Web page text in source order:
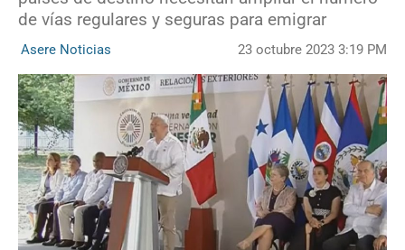
de vías regulares y seguras para emigrar
Asere Noticias 23 octubre 2023 3:19 PM